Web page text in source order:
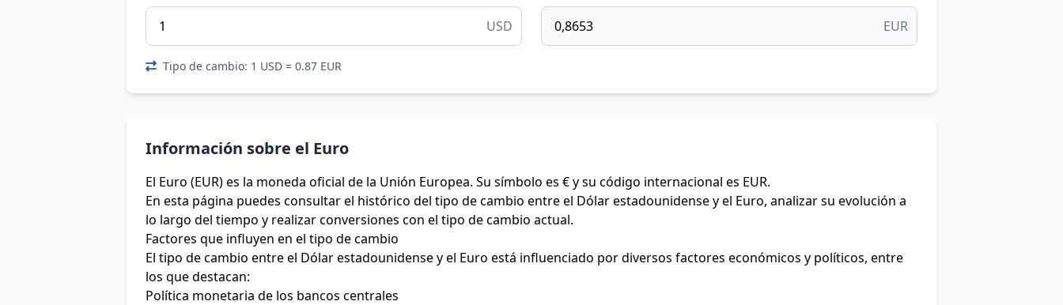
USD EUR
Tipo de cambio: 1 USD = 0.87 EUR
Información sobre el Euro
El Euro (EUR) es la moneda oficial de la Unión Europea. Su símbolo es € y su código internacional es EUR.
En esta página puedes consultar el histórico del tipo de cambio entre el Dólar estadounidense y el Euro, analizar su evolución a
lo largo del tiempo y realizar conversiones con el tipo de cambio actual.
Factores que influyen en el tipo de cambio
El tipo de cambio entre el Dólar estadounidense y el Euro está influenciado por diversos factores económicos y políticos, entre
los que destacan:
Política monetaria de los bancos centrales